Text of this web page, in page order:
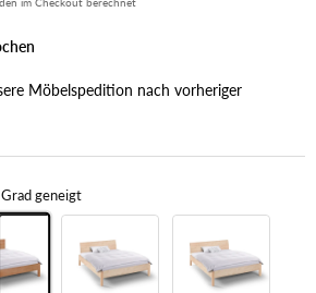
Möbelspedition nach vorheriger
geneigt